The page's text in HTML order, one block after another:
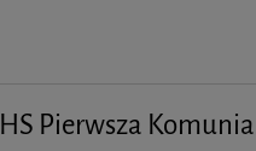
Pierwsza